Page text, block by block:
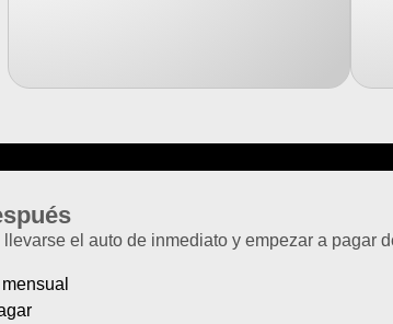
el auto de inmediato y empezar a pagar